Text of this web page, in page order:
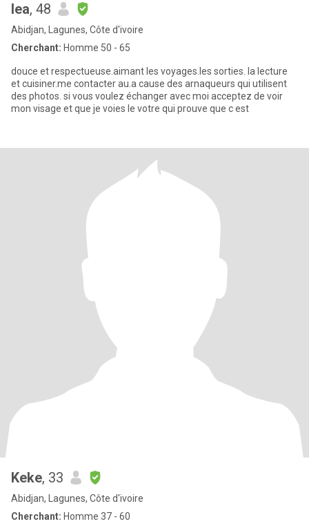
lea, 48
Abidjan, Lagunes, Côte d'ivoire
Cherchant: Homme 50 - 65
douce et respectueuse.aimant les voyages.les sorties. la lecture
et cuisiner.me contacter au.a cause des arnaqueurs qui utilisent
des photos. si vous voulez échanger avec moi acceptez de voir
mon visage et que je voies le votre qui prouve que c est
Keke, 33
Abidjan, Lagunes, Côte d'ivoire
Cherchant: Homme 37 - 60